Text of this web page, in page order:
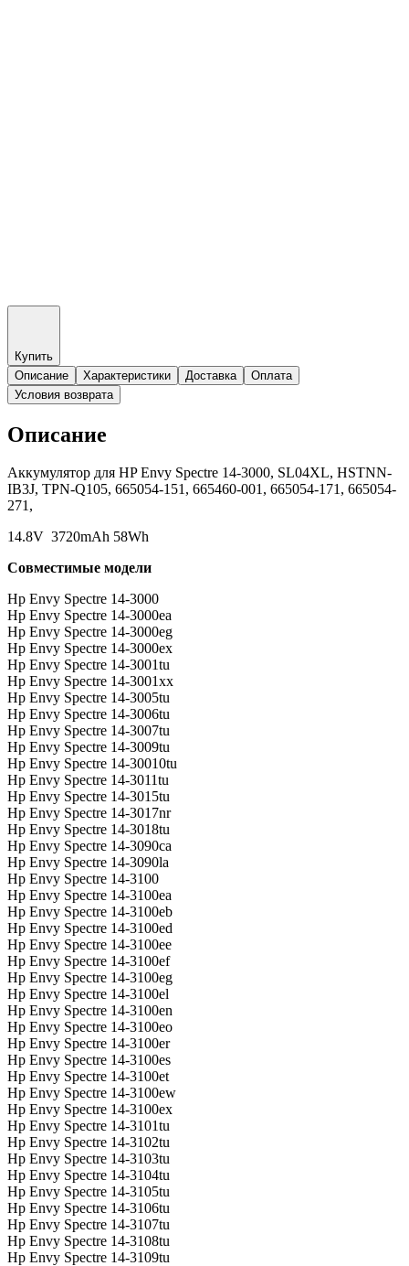
Купить
Описание
Характеристики Доставка
Оплата
Условия возврата
Описание
Аккумулятор для HP Envy Spectre 14-3000, SL04XL, HSTNN-
IB3J, TPN-Q105, 665054-151, 665460-001, 665054-171, 665054-
271,
14.8V 3720mAh 58Wh
Совместимые модели
Hp Envy Spectre 14-3000
Hp Envy Spectre 14-3000ea
Hp Envy Spectre 14-3000eg
Hp Envy Spectre 14-3000ex
Hp Envy Spectre 14-3001tu
Hp Envy Spectre 14-3001xx
Hp Envy Spectre 14-3005tu
Hp Envy Spectre 14-3006tu
Hp Envy Spectre 14-3007tu
Hp Envy Spectre 14-3009tu
Hp Envy Spectre 14-30010tu
Hp Envy Spectre 14-3011tu
Hp Envy Spectre 14-3015tu
Hp Envy Spectre 14-3017nr
Hp Envy Spectre 14-3018tu
Hp Envy Spectre 14-3090ca
Hp Envy Spectre 14-3090la
Hp Envy Spectre 14-3100
Hp Envy Spectre 14-3100ea
Hp Envy Spectre 14-3100eb
Hp Envy Spectre 14-3100ed
Hp Envy Spectre 14-3100ee
Hp Envy Spectre 14-3100ef
Hp Envy Spectre 14-3100eg
Hp Envy Spectre 14-3100el
Hp Envy Spectre 14-3100en
Hp Envy Spectre 14-3100eo
Hp Envy Spectre 14-3100er
Hp Envy Spectre 14-3100es
Hp Envy Spectre 14-3100et
Hp Envy Spectre 14-3100ew
Hp Envy Spectre 14-3100ex
Hp Envy Spectre 14-3101tu
Hp Envy Spectre 14-3102tu
Hp Envy Spectre 14-3103tu
Hp Envy Spectre 14-3104tu
Hp Envy Spectre 14-3105tu
Hp Envy Spectre 14-3106tu
Hp Envy Spectre 14-3107tu
Hp Envy Spectre 14-3108tu
Hp Envy Spectre 14-3109tu